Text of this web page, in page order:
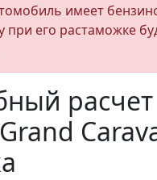
имеет
при его растаможке